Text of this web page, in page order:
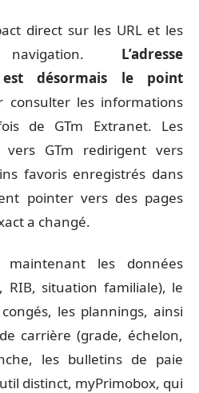
direct sur les URL et les
L’adresse
est désormais le point
consulter les informations
de GTm Extranet. Les
GTm redirigent vers
favoris enregistrés dans
pointer vers des pages
a changé.
les données
RIB, situation familiale), le
les plannings, ainsi
carrière (grade, échelon,
les bulletins de paie
distinct, myPrimobox, qui